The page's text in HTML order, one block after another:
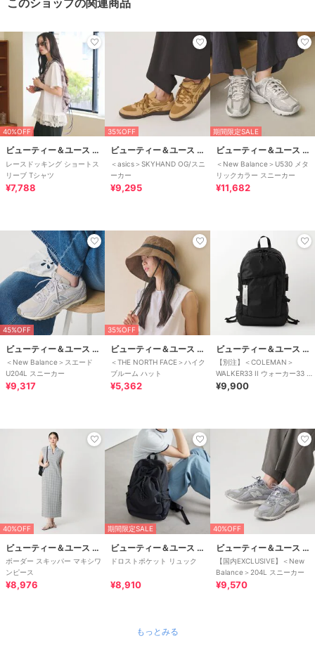
40%OFF
ビューティー＆ユース ユナイテッドアローズ
レースドッキング ショートス
リーブ Tシャツ
¥7,788
35%OFF
ビューティー＆ユース ユナイテッドアローズ
＜asics＞SKYHAND OG/スニ
ーカー
¥9,295
期間限定SALE
ビューティー＆ユース ユナイテッドアローズ
＜New Balance＞U530 メタ
リックカラー スニーカー
¥11,682
45%OFF
ビューティー＆ユース ユナイテッドアローズ
＜New Balance＞スエード
U204L スニーカー
¥9,317
35%OFF
ビューティー＆ユース ユナイテッドアローズ
＜THE NORTH FACE＞ハイク
ブルーム ハット
¥5,362
ビューティー＆ユース ユナイテッドアローズ
【別注】＜COLEMAN＞
WALKER33 II ウォーカー33 バ
ッグ
¥9,900
40%OFF
ビューティー＆ユース ユナイテッドアローズ
ボーダー スキッパー マキシワ
ンピース
¥8,976
期間限定SALE
ビューティー＆ユース ユナイテッドアローズ
ドロストポケット リュック
¥8,910
40%OFF
ビューティー＆ユース ユナイテッドアローズ
【国内EXCLUSIVE】＜New
Balance＞204L スニーカー
¥9,570
もっとみる